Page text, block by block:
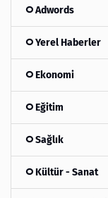
Adwords
Yerel Haberler
Ekonomi
Eğitim
Sağlık
Kültür - Sanat